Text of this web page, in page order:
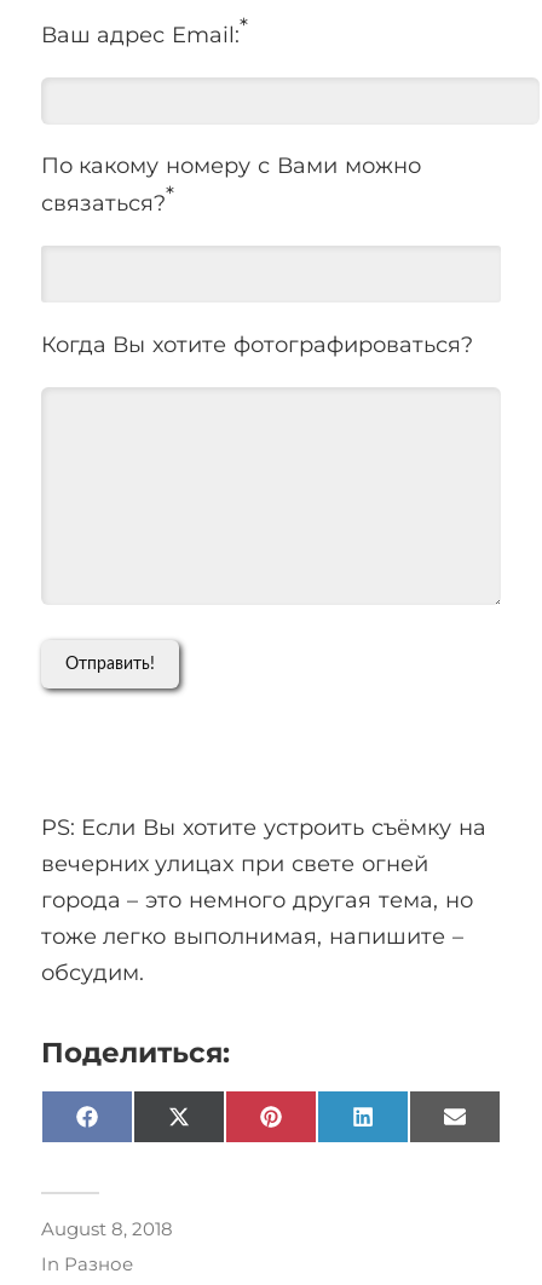
Ваш адрес Email:*
По какому номеру с Вами можно
связаться?*
Когда Вы хотите фотографироваться?
PS: Если Вы хотите устроить съёмку на
вечерних улицах при свете огней
города – это немного другая тема, но
тоже легко выполнимая, напишите –
обсудим.
Поделиться:
Facebook X
(Twitter)
Pinterest LinkedIn Email
August 8, 2018
In Разное